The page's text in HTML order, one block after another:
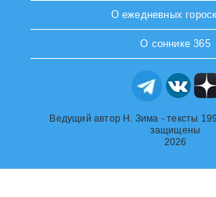
О ежедневных
О соннике 365
Ведущий автор Н. Зима - тексты
защищены
2026